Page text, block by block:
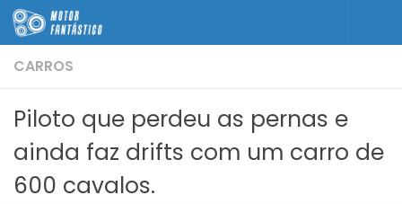
Skip to content
CARROS
Piloto que perdeu as pernas e
ainda faz drifts com um carro de
600 cavalos.